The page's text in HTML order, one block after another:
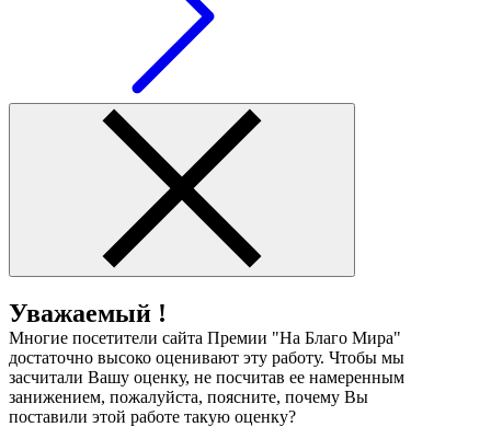
Уважаемый !
Многие посетители сайта Премии "На Благо Мира"
достаточно высоко оценивают эту работу. Чтобы мы
засчитали Вашу оценку, не посчитав ее намеренным
занижением, пожалуйста, поясните, почему Вы
поставили этой работе такую оценку?